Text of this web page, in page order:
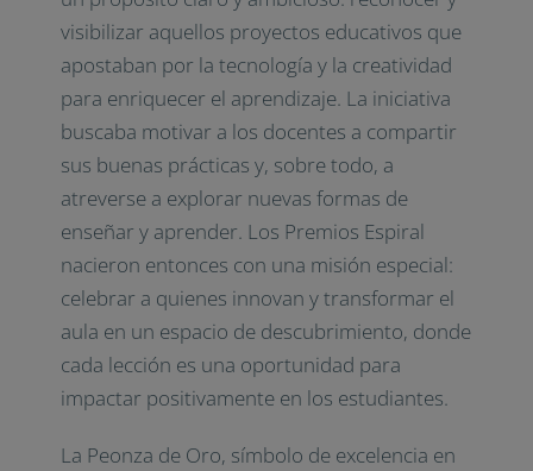
visibilizar aquellos proyectos educativos que
apostaban por la tecnología y la creatividad
para enriquecer el aprendizaje. La iniciativa
buscaba motivar a los docentes a compartir
sus buenas prácticas y, sobre todo, a
atreverse a explorar nuevas formas de
enseñar y aprender. Los Premios Espiral
nacieron entonces con una misión especial:
celebrar a quienes innovan y transformar el
aula en un espacio de descubrimiento, donde
cada lección es una oportunidad para
impactar positivamente en los estudiantes.
La Peonza de Oro, símbolo de excelencia en